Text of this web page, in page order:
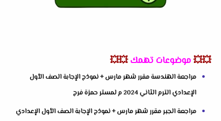
💥💥موضوعات تهمك 💥💥
مراجعة الهندسة مقرر شهر مارس + نموذج الإجابة الصف الأول
الإعدادي الترم الثاني 2024 م لمستر حمزة فرج
مراجعة الجبر مقرر شهر مارس + نموذج الإجابة الصف الأول الإعدادي